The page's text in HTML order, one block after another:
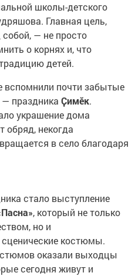
школы-детского
Главная цель,
— не просто
о корнях и, что
детей.
вспомнили почти забытые
праздника Ҫимӗк.
украшение дома
обряд, некогда
в село благодаря
стало выступление
, который не только
но и
костюмы.
оказали выходцы
сегодня живут и